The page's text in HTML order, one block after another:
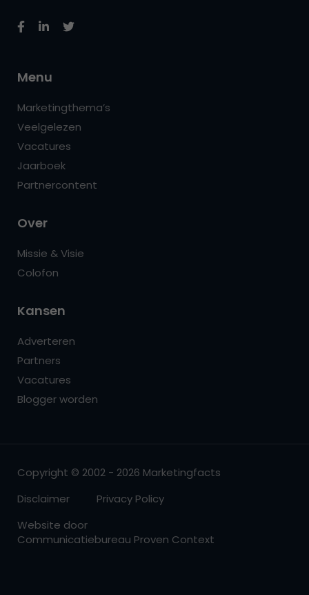
Menu
Marketingthema’s
Veelgelezen
Vacatures
Jaarboek
Partnercontent
Over
Missie & Visie
Colofon
Kansen
Adverteren
Partners
Vacatures
Blogger worden
Copyright © 2002 - 2026 Marketingfacts
Disclaimer
Privacy Policy
Website door
Communicatiebureau Proven Context